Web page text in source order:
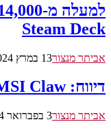
Steam Deck
אביתר מנצור13 במרץ 2024
דיווח: MSI Claw תושק ב-1 באפריל באירופה
אביתר מנצור3 בפברואר 2024